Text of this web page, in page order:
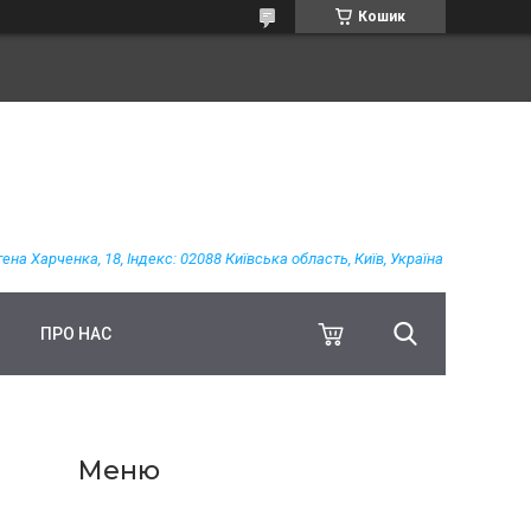
Кошик
Харченка, 18, Індекс: 02088 Київська область, Київ, Україна
ПРО НАС